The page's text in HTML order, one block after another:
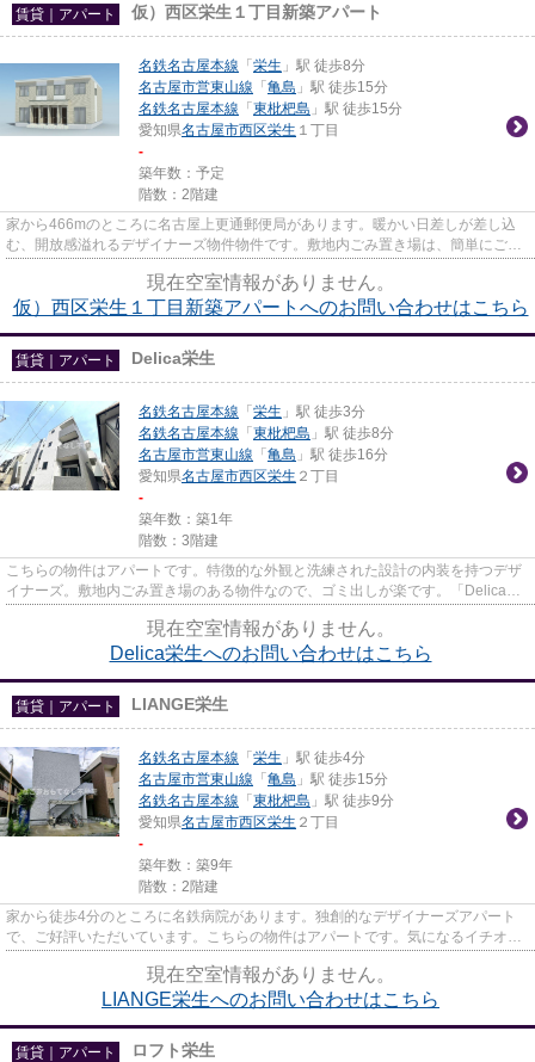
賃貸｜アパート 仮）西区栄生１丁目新築アパート
名鉄名古屋本線 「 栄生 」駅 徒歩8分
名古屋市営東山線 「 亀島 」駅 徒歩15分
名鉄名古屋本線 「 東枇杷島 」駅 徒歩15分
愛知県名古屋市西区栄生 １丁目
-
築年数：予定
階数：2階建
家から466mのところに名古屋上更通郵便局があります。暖かい日差しが差し込
む、開放感溢れるデザイナーズ物件物件です。敷地内ごみ置き場は、簡単にごみ
現在空室情報がありません。
仮）西区栄生１丁目新築アパートへのお問い合わせはこちら
賃貸｜アパート Delica栄生
名鉄名古屋本線 「 栄生 」駅 徒歩3分
名鉄名古屋本線 「 東枇杷島 」駅 徒歩8分
名古屋市営東山線 「 亀島 」駅 徒歩16分
愛知県名古屋市西区栄生 ２丁目
-
築年数：築1年
階数：3階建
こちらの物件はアパートです。特徴的な外観と洗練された設計の内装を持つデザ
イナーズ。敷地内ごみ置き場のある物件なので、ゴミ出しが楽です。「Delica栄
現在空室情報がありません。
Delica栄生へのお問い合わせはこちら
賃貸｜アパート LIANGE栄生
名鉄名古屋本線 「 栄生 」駅 徒歩4分
名古屋市営東山線 「 亀島 」駅 徒歩15分
名鉄名古屋本線 「 東枇杷島 」駅 徒歩9分
愛知県名古屋市西区栄生 ２丁目
-
築年数：築9年
階数：2階建
家から徒歩4分のところに名鉄病院があります。独創的なデザイナーズアパート
で、ご好評いただいています。こちらの物件はアパートです。気になるイチオシ
現在空室情報がありません。
LIANGE栄生へのお問い合わせはこちら
賃貸｜アパート ロフト栄生